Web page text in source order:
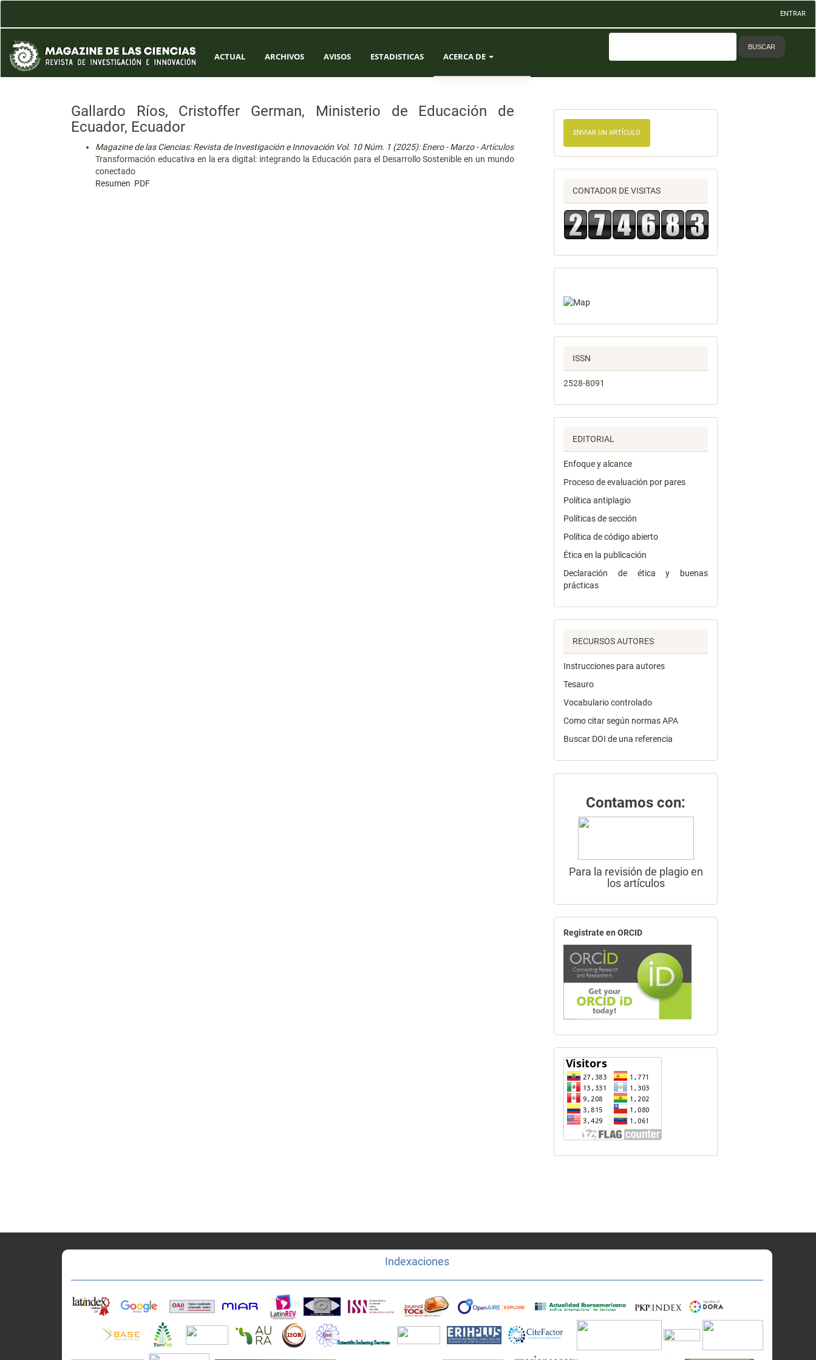
Contenido
principal
Barra
lateral
ENTRAR
ACTUAL ARCHIVOS AVISOS ESTADISTICAS ACERCA DE
EQUIPO EDITORIAL
BUSCAR
Gallardo Ríos, Cristoffer German, Ministerio de Educación de
Ecuador, Ecuador
Magazine de las Ciencias: Revista de Investigación e Innovación Vol. 10 Núm. 1 (2025): Enero - Marzo- Artículos
Transformación educativa en la era digital: integrando la Educación para el Desarrollo Sostenible en un mundo
conectado
Resumen PDF
ENVIAR UN ARTÍCULO
CONTADOR DE VISITAS
ISSN
2528-8091
EDITORIAL
Enfoque y alcance
Proceso de evaluación por pares
Política antiplagio
Políticas de sección
Política de código abierto
Ética en la publicación
Declaración de ética y buenas
prácticas
RECURSOS AUTORES
Instrucciones para autores
Tesauro
Vocabulario controlado
Como citar según normas APA
Buscar DOI de una referencia
Contamos con:
Para la revisión de plagio en
los artículos
Registrate en ORCID
Indexaciones